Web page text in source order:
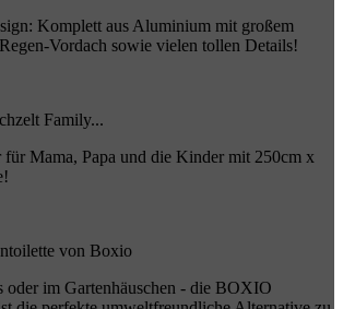
Komplett aus Aluminium mit großem
Vordach sowie vielen tollen Details!
Family...
für Mama, Papa und die Kinder mit 250cm x
von Boxio
oder im Gartenhäuschen - die BOXIO